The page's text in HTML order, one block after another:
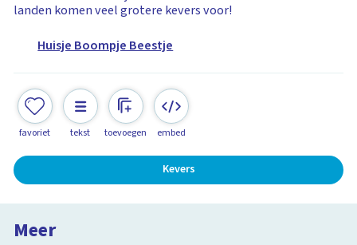
landen komen veel grotere kevers voor!
Huisje Boompje Beestje
favoriet tekst toevoegen embed
Kevers
Meer